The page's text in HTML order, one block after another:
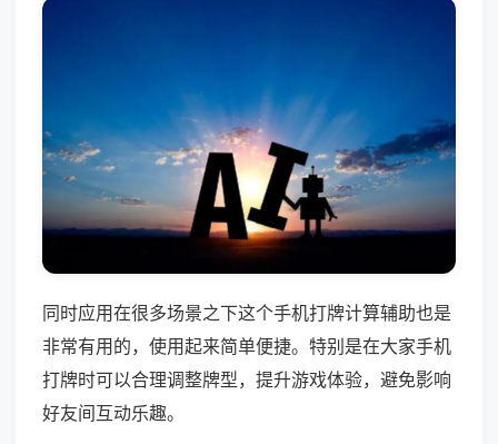
同时应用在很多场景之下这个手机打牌计算辅助也是
非常有用的，使用起来简单便捷。特别是在大家手机
打牌时可以合理调整牌型，提升游戏体验，避免影响
好友间互动乐趣。